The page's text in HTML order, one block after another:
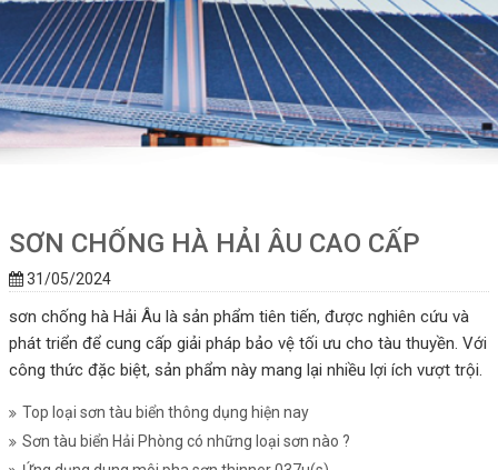
SƠN CHỐNG HÀ HẢI ÂU CAO CẤP
31/05/2024
sơn chống hà Hải Âu là sản phẩm tiên tiến, được nghiên cứu và
phát triển để cung cấp giải pháp bảo vệ tối ưu cho tàu thuyền. Với
công thức đặc biệt, sản phẩm này mang lại nhiều lợi ích vượt trội.
Top loại sơn tàu biển thông dụng hiện nay
Sơn tàu biển Hải Phòng có những loại sơn nào ?